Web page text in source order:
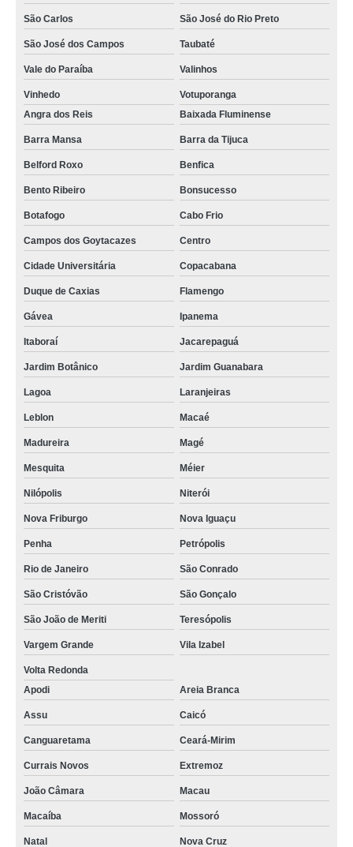
São Carlos São José do Rio Preto
São José dos Campos Taubaté
Vale do Paraíba Valinhos
Vinhedo
Votuporanga
Angra dos Reis
Baixada Fluminense
Barra Mansa Barra da Tijuca
Belford Roxo Benfica
Bento Ribeiro Bonsucesso
Botafogo Cabo Frio
Campos dos Goytacazes Centro
Cidade Universitária Copacabana
Duque de Caxias Flamengo
Gávea Ipanema
Itaboraí Jacarepaguá
Jardim Botânico Jardim Guanabara
Lagoa Laranjeiras
Leblon Macaé
Madureira Magé
Mesquita Méier
Nilópolis Niterói
Nova Friburgo Nova Iguaçu
Penha Petrópolis
Rio de Janeiro São Conrado
São Cristóvão São Gonçalo
São João de Meriti Teresópolis
Vargem Grande Vila Izabel
Volta Redonda
Apodi
Areia Branca
Assu Caicó
Canguaretama Ceará-Mirim
Currais Novos Extremoz
João Câmara Macau
Macaíba Mossoró
Natal Nova Cruz